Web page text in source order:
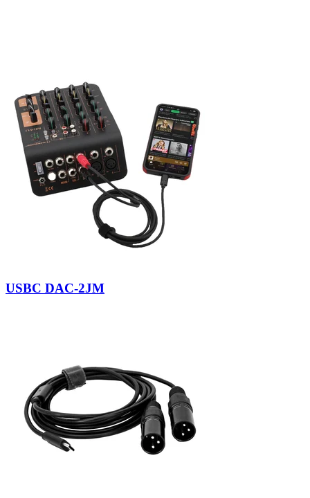
USBC DAC-2JM